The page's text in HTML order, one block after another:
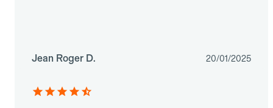
Jean Roger D. 20/01/2025